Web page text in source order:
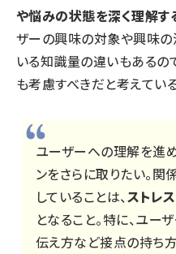
や悩みの状態を深く理解す
ザーの興味の対象や興味の
いる知識量の違いもあるの
も考慮すべきだと考えている
ユーザーへの理解を進
ンをさらに取りたい。
していることは、ストレ
となること。特に、ユ
伝え方など接点の持ち